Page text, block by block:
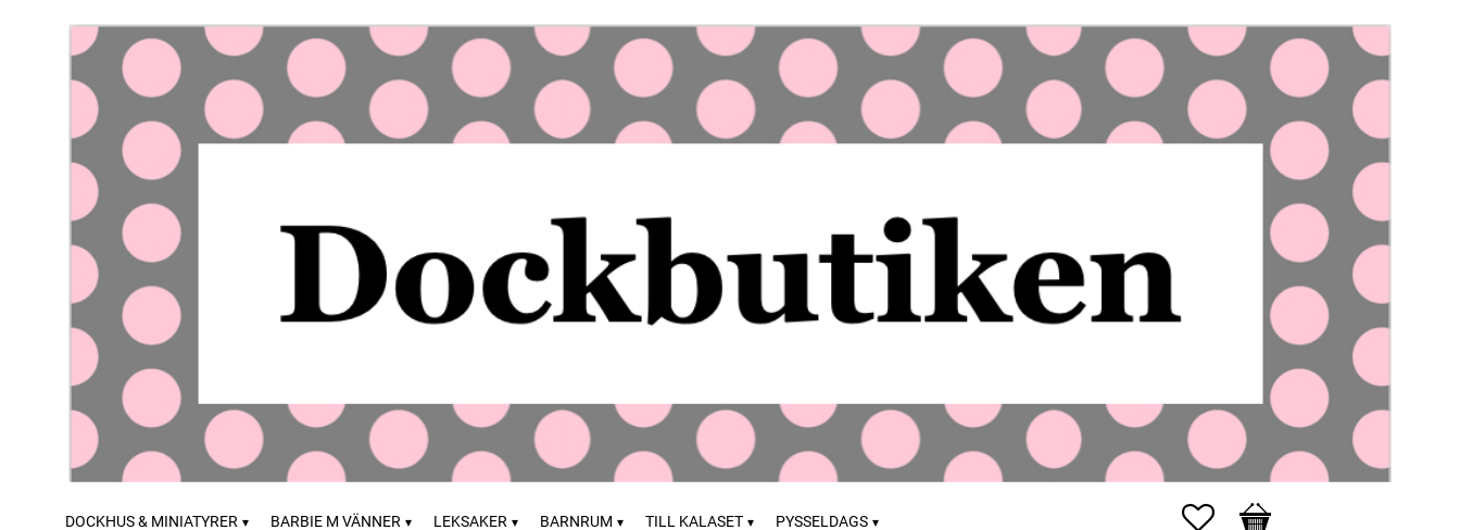
DOCKHUS & MINIATYRER BARBIE M VÄNNER LEKSAKER BARNRUM TILL KALASET PYSSELDAGS Favoriter
Kundvagn